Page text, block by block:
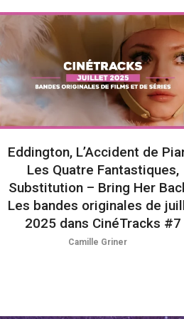
Eddington, L’Accident de
Les Quatre Fantastiques,
Substitution – Bring Her
Les bandes originales de
2025 dans CinéTracks #7
Camille Griner